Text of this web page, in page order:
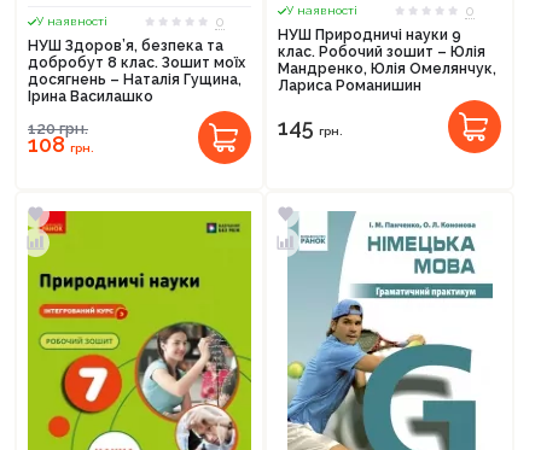
У наявності
0
НУШ Здоров’я, безпека та
добробут 8 клас. Зошит моїх
досягнень – Наталія Гущина,
Ірина Василашко
120грн.
108грн.
У наявності
0
НУШ Природничі науки 9
клас. Робочий зошит – Юлія
Мандренко, Юлія Омелянчук,
Лариса Романишин
145 грн.